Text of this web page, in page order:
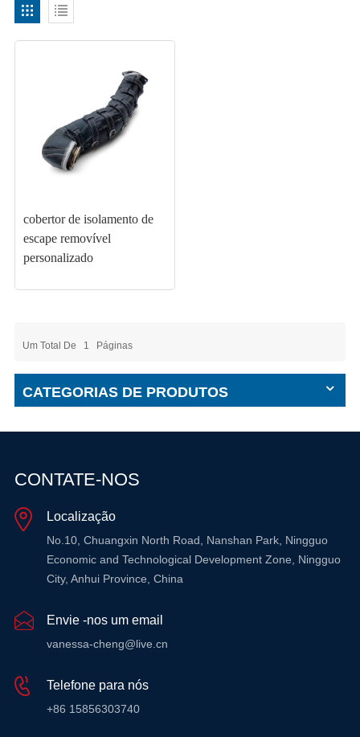
cobertor de isolamento de
escape removível
personalizado
Um Total De 1 Páginas
CATEGORIAS DE PRODUTOS
CONTATE-NOS
Localização
No.10, Chuangxin North Road, Nanshan Park, Ningguo
Economic and Technological Development Zone, Ningguo
City, Anhui Province, China
Envie -nos um email
vanessa-cheng@live.cn
Telefone para nós
+86 15856303740